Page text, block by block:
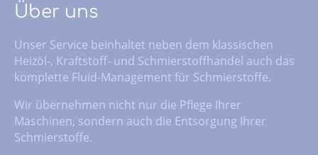
Über uns
Unser Service beinhaltet neben dem klassischen
Heizöl-, Kraftstoff- und Schmierstoffhandel auch das
komplette Fluid-Management für Schmierstoffe.
Wir übernehmen nicht nur die Pflege Ihrer
Maschinen, sondern auch die Entsorgung Ihrer
Schmierstoffe.